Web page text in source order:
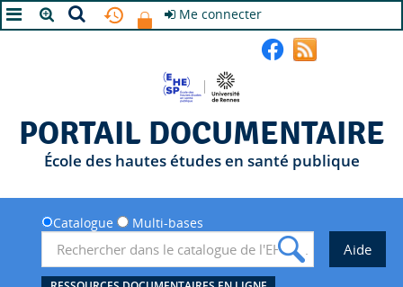
Me connecter
PORTAIL DOCUMENTAIRE
École des hautes études en santé publique
Catalogue Multi-bases